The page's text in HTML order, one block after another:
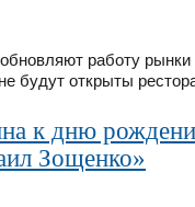
работу рынки
будут открыты
к дню
Зощенко»